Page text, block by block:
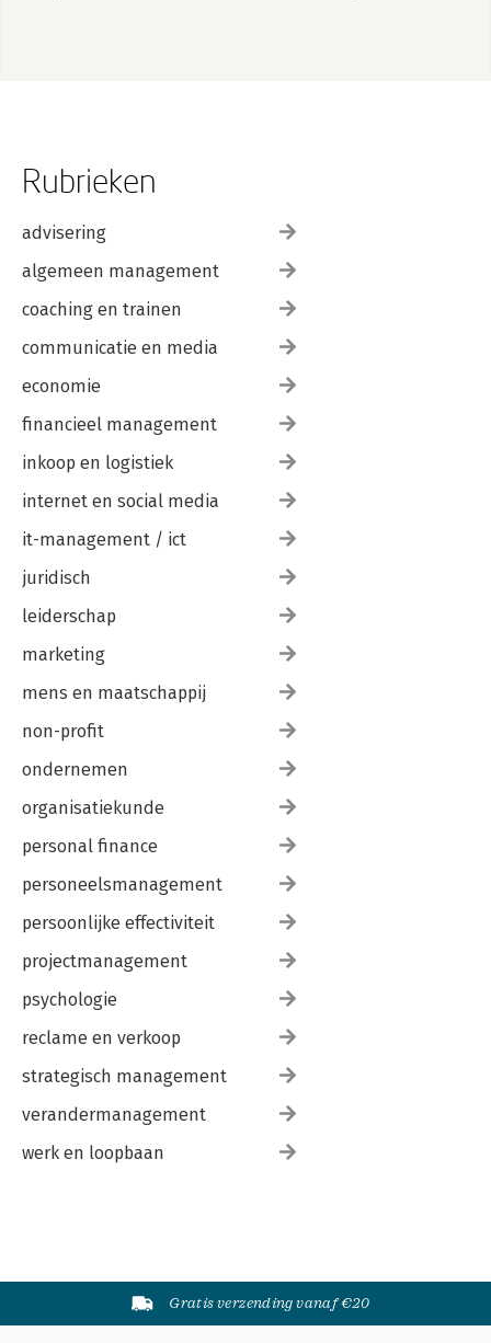
Rubrieken
advisering
algemeen management
coaching en trainen
communicatie en media
economie
financieel management
inkoop en logistiek
internet en social media
it-management / ict
juridisch
leiderschap
marketing
mens en maatschappij
non-profit
ondernemen
organisatiekunde
personal finance
personeelsmanagement
persoonlijke effectiviteit
projectmanagement
psychologie
reclame en verkoop
strategisch management
verandermanagement
werk en loopbaan
Gratis verzending vanaf €20